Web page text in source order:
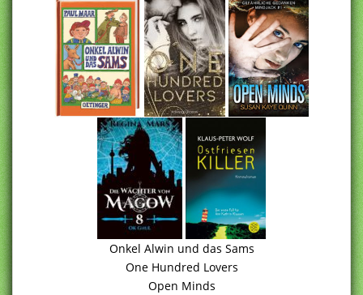
Onkel Alwin und das Sams
One Hundred Lovers
Open Minds